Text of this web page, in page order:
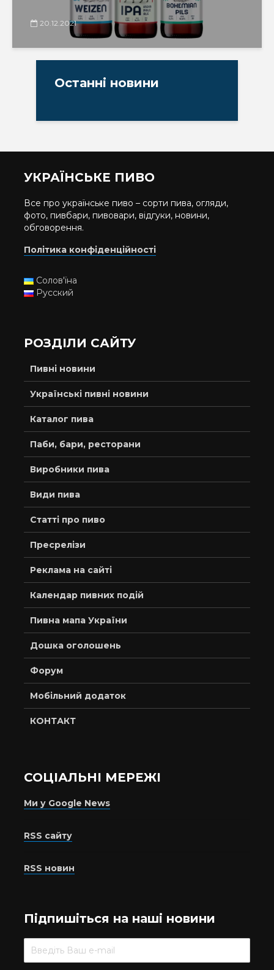
20.12.2021
Останні новини
УКРАЇНСЬКЕ ПИВО
Все про українське пиво – сорти пива, огляди,
фото, пивбари, пивовари, відгуки, новини,
обговорення.
Політика конфіденційності
Солов'їна
Русский
РОЗДІЛИ САЙТУ
Пивні новини
Українські пивні новини
Каталог пива
Паби, бари, ресторани
Виробники пива
Види пива
Статті про пиво
Пресрелізи
Реклама на сайті
Календар пивних подій
Пивна мапа України
Дошка оголошень
Форум
Мобільний додаток
КОНТАКТ
СОЦІАЛЬНІ МЕРЕЖІ
Ми у Google News
RSS сайту
RSS новин
Підпишіться на наші новини